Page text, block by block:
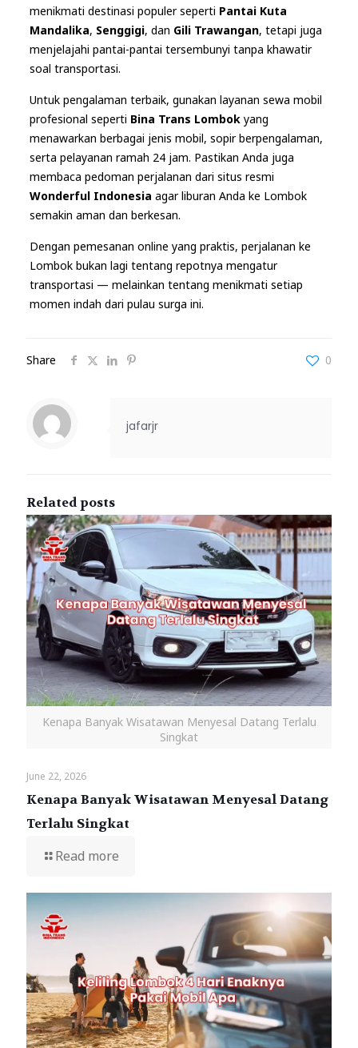
menikmati destinasi populer seperti Pantai Kuta
Mandalika, Senggigi, dan Gili Trawangan, tetapi juga
menjelajahi pantai-pantai tersembunyi tanpa khawatir
soal transportasi.
Untuk pengalaman terbaik, gunakan layanan sewa mobil
profesional seperti Bina Trans Lombokyang
menawarkan berbagai jenis mobil, sopir berpengalaman,
serta pelayanan ramah 24 jam. Pastikan Anda juga
membaca pedoman perjalanan dari situs resmi
Wonderful Indonesia agar liburan Anda ke Lombok
semakin aman dan berkesan.
Dengan pemesanan online yang praktis, perjalanan ke
Lombok bukan lagi tentang repotnya mengatur
transportasi — melainkan tentang menikmati setiap
momen indah dari pulau surga ini.
Share 0
jafarjr
Related posts
Kenapa Banyak Wisatawan Menyesal Datang Terlalu
Singkat
June 22, 2026
Kenapa Banyak Wisatawan Menyesal Datang
Terlalu Singkat
Read more